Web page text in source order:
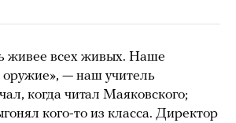
живее всех живых. Наше
— наш учитель
когда читал Маяковского;
кого-то из класса. Директор